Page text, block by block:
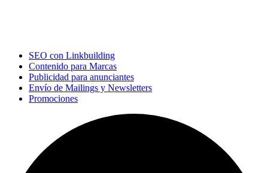
SEO con Linkbuilding
Contenido para Marcas
Publicidad para anunciantes
Envío de Mailings y Newsletters
Promociones